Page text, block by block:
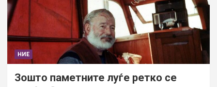
НИЕ
Зошто паметните луѓе ретко се